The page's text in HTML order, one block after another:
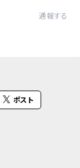
通報する
ポスト